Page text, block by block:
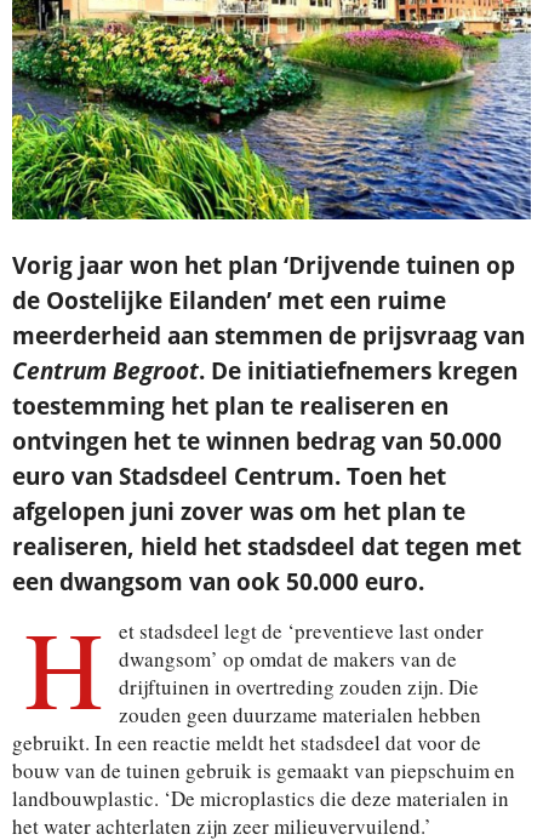
Vorig jaar won het plan ‘Drijvende tuinen op
de Oostelijke Eilanden’ met een ruime
meerderheid aan stemmen de prijsvraag van
Centrum Begroot. De initiatiefnemers kregen
toestemming het plan te realiseren en
ontvingen het te winnen bedrag van 50.000
euro van Stadsdeel Centrum. Toen het
afgelopen juni zover was om het plan te
realiseren, hield het stadsdeel dat tegen met
een dwangsom van ook 50.000 euro.
H
et stadsdeel legt de ‘preventieve last onder
dwangsom’ op omdat de makers van de
drijftuinen in overtreding zouden zijn. Die
zouden geen duurzame materialen hebben
gebruikt. In een reactie meldt het stadsdeel dat voor de
bouw van de tuinen gebruik is gemaakt van piepschuim en
landbouwplastic. ‘De microplastics die deze materialen in
het water achterlaten zijn zeer milieuvervuilend.’